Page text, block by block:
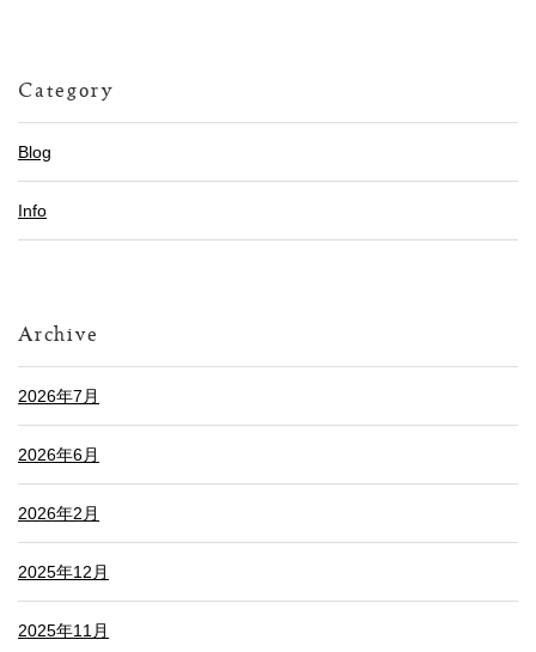
Category
Blog
Info
Archive
2026年7月
2026年6月
2026年2月
2025年12月
2025年11月